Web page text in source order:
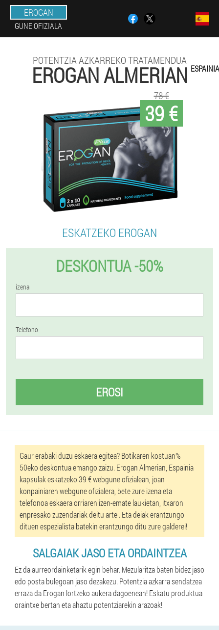
EROGAN
GUNE OFIZIALA
POTENTZIA AZKARREKO TRATAMENDUA
EROGAN ALMERIAN
39 €
78 €
ESKATZEKO EROGAN
DESKONTUA -50%
izena
Telefono
EROSI
Gaur erabaki duzu eskaera egitea? Botikaren kostuan%
50eko deskontua emango zaizu. Erogan Almerian, Espainia
kapsulak eskatzeko 39 € webgune ofizialean, joan
konpainiaren webgune ofizialera, bete zure izena eta
telefonoa eskaera orriaren izen-emate laukietan, itxaron
enpresako zuzendariak deitu arte . Eta deiak erantzungo
dituen espezialista batekin erantzungo ditu zure galderei!
SALGAIAK JASO ETA ORDAINTZEA
Ez da aurreordainketarik egin behar. Mezularitza baten bidez jaso
edo posta bulegoan jaso dezakezu. Potentzia azkarra sendatzea
erraza da Erogan lortzeko aukera dagoenean! Eskatu produktua
oraintxe bertan eta ahaztu potentziarekin arazoak!